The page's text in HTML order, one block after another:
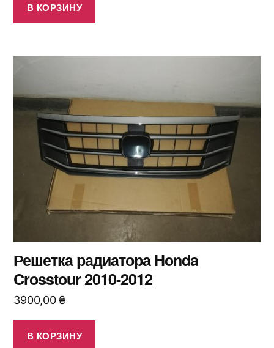
В КОРЗИНУ
Решетка радиатора Honda
Crosstour 2010-2012
3900,00 ₴
В КОРЗИНУ